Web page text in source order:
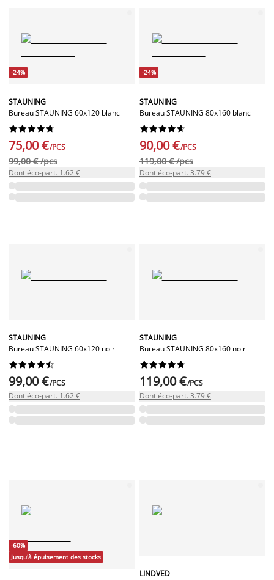
-24%
STAUNING
Bureau STAUNING 60x120 blanc






75,00 €/PCS
99,00 € /pcs
Dont éco-part. 1.62 €
-24%
STAUNING
Bureau STAUNING 80x160 blanc






90,00 €/PCS
119,00 € /pcs
Dont éco-part. 3.79 €
STAUNING
Bureau STAUNING 60x120 noir






99,00 €/PCS
Dont éco-part. 1.62 €
STAUNING
Bureau STAUNING 80x160 noir






119,00 €/PCS
Dont éco-part. 3.79 €
-60%
Jusqu'à épuisement des stocks
LINDVED